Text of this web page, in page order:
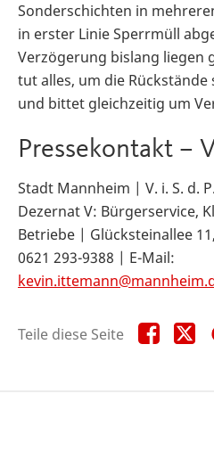
Sonderschichten in
in erster Linie Sperrmüll
Verzögerung bislang liegen
tut alles, um die
und bittet gleichzeitig um
Pressekontakt –
Stadt Mannheim | V. i. S. d.
Dezernat V: Bürgerservice,
Betriebe | Glücksteinallee
0621 293-9388 | E-Mail:
Teile diese Seite Teile
diese